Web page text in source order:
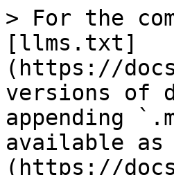
> For the
[llms.txt]
(https://
versions of
appending
available as
(https://